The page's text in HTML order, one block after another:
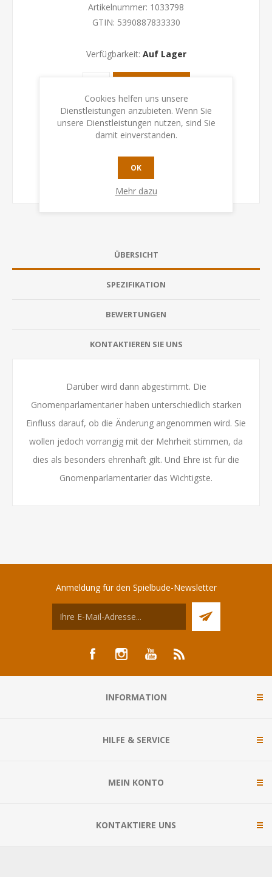
Artikelnummer: 1033798
GTIN: 5390887833330
Verfügbarkeit: Auf Lager
ÜBERSICHT
SPEZIFIKATION
BEWERTUNGEN
KONTAKTIEREN SIE UNS
Darüber wird dann abgestimmt. Die
Gnomenparlamentarier haben unterschiedlich starken
Einfluss darauf, ob die Änderung angenommen wird. Sie
wollen jedoch vorrangig mit der Mehrheit stimmen, da
dies als besonders ehrenhaft gilt. Und Ehre ist für die
Gnomenparlamentarier das Wichtigste.
Anmeldung für den Spielbude-Newsletter
INFORMATION
HILFE & SERVICE
MEIN KONTO
KONTAKTIERE UNS
Cookies helfen uns unsere
Dienstleistungen anzubieten. Wenn Sie
unsere Dienstleistungen nutzen, sind Sie
damit einverstanden.
OK
Mehr dazu